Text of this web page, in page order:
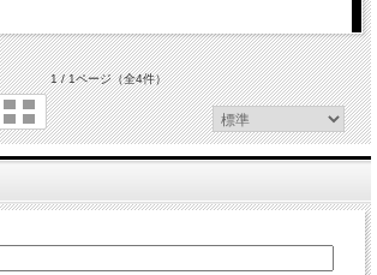
1 / 1ページ（全4件）